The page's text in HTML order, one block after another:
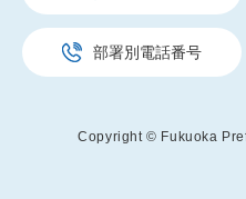
部署別電話番号
Copyright © Fukuoka